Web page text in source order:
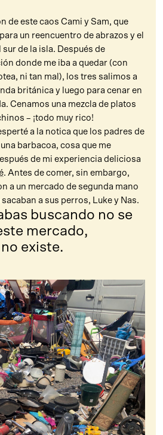
de este caos Cami y Sam, que
un reencuentro de abrazos y el
de la isla. Después de
donde me iba a quedar (con
ni tan mal), los tres salimos a
británica y luego para cenar en
Cenamos una mezcla de platos
– ¡todo muy rico!
a la notica que los padres de
barbacoa, cosa que me
de mi experiencia deliciosa
. Antes de comer, sin embargo,
a un mercado de segunda mano
a sus perros, Luke y Nas.
buscando no se
mercado,
existe.